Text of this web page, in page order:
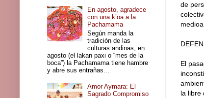
de
El
la libre
En agosto, agradece
con una k’oa a la
Pachamama
Según manda la
tradición de las
culturas andinas, en
agosto (el lakan paxi o “mes de la
boca”) la Pachamama tiene hambre
y abre sus entrañas...
Amor Aymara: El
Sagrado Compromiso